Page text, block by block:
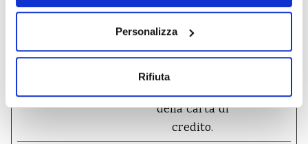
Personalizza
Rifiuta
transazioni online
senza
memorizzare
informazione
della carta di
credito.